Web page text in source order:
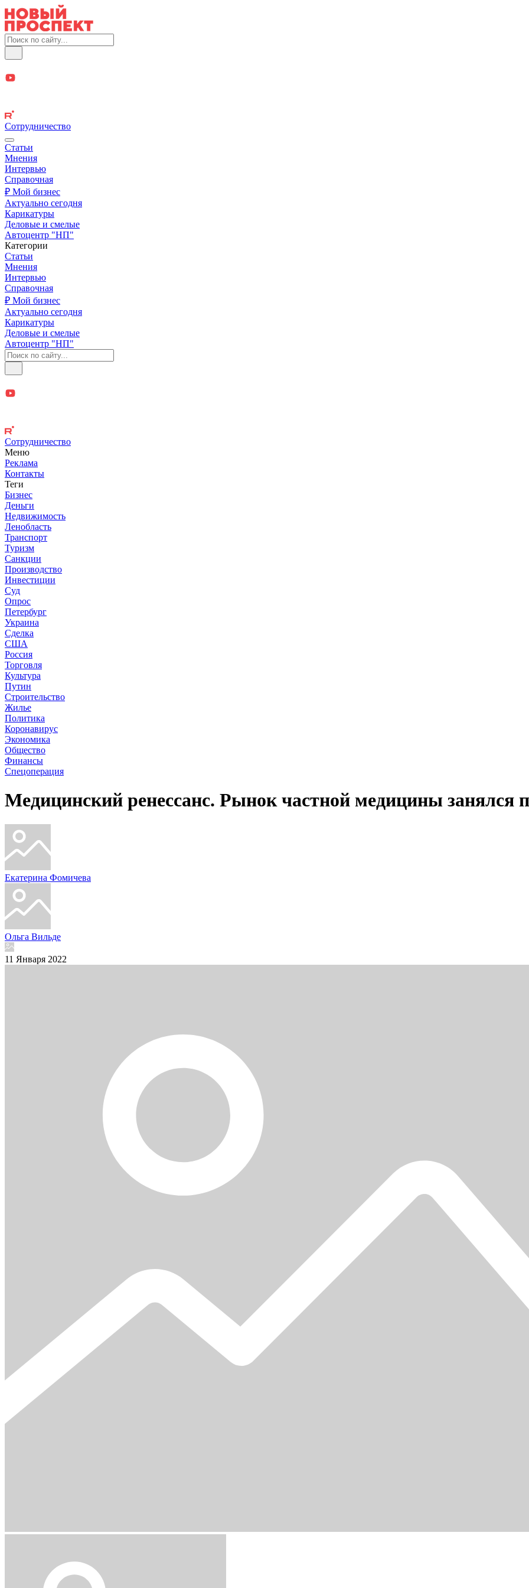
Сотрудничество
Статьи
Мнения
Интервью
Справочная
₽ Мой бизнес
Актуально сегодня
Карикатуры
Деловые и смелые
Автоцентр "НП"
Категории
Статьи
Мнения
Интервью
Справочная
₽ Мой бизнес
Актуально сегодня
Карикатуры
Деловые и смелые
Автоцентр "НП"
Сотрудничество
Меню
Реклама
Контакты
Теги
Бизнес
Деньги
Недвижимость
Ленобласть
Транспорт
Туризм
Санкции
Производство
Инвестиции
Суд
Опрос
Петербург
Украина
Сделка
США
Россия
Торговля
Культура
Путин
Строительство
Жилье
Политика
Коронавирус
Экономика
Общество
Финансы
Спецоперация
Медицинский ренессанс. Рынок частной медицины занялся
Екатерина Фомичева
Ольга Вильде
11 Января 2022